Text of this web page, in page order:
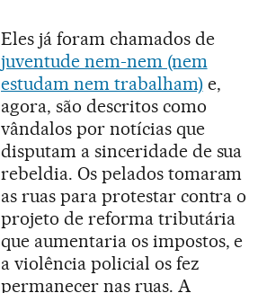
Eles já foram chamados de
juventude nem-nem (nem
estudam nem trabalham) e,
agora, são descritos como
vândalos por notícias que
disputam a sinceridade de sua
rebeldia. Os pelados tomaram
as ruas para protestar contra o
projeto de reforma tributária
que aumentaria os impostos, e
a violência policial os fez
permanecer nas ruas. A